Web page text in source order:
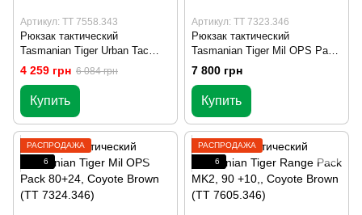
Артикул: TT 7558.343
Рюкзак тактический
Tasmanian Tiger Urban Tac
Pack 22, Khaki (TT 7558.343)
4 259 грн 6 084 грн
Купить
Артикул: TT 7323.346
Рюкзак тактический
Tasmanian Tiger Mil OPS Pack
30, Coyote Brown (TT
7323.346)
7 800 грн
Купить
РАСПРОДАЖА
6
РАСПРОДАЖА
6